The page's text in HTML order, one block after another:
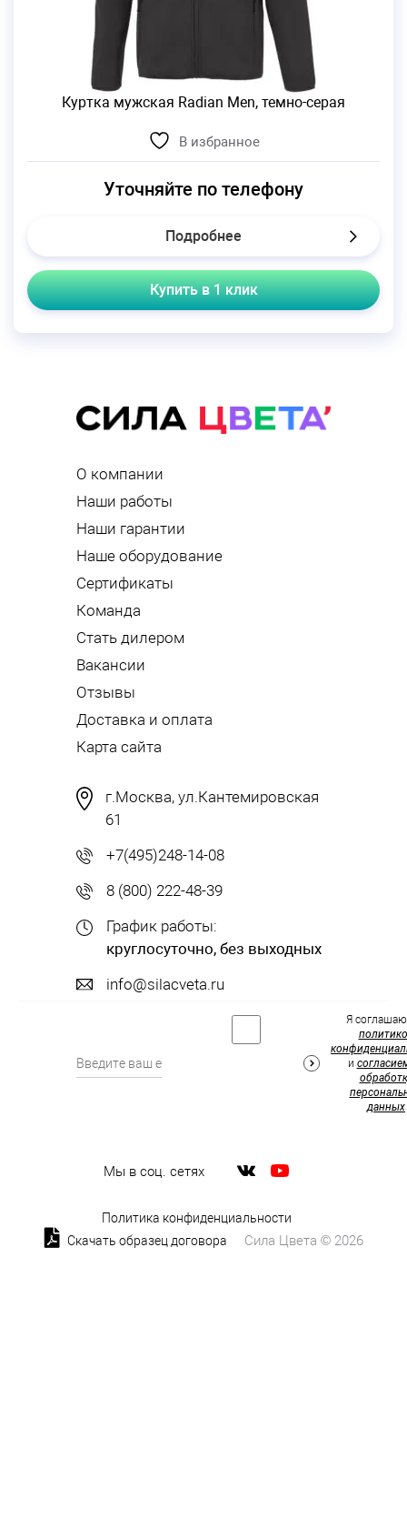
Куртка мужская Radian Men, темно-серая
В избранное
Уточняйте по телефону
Подробнее
Купить в 1 клик
О компании
Наши работы
Наши гарантии
Наше оборудование
Сертификаты
Команда
Стать дилером
Вакансии
Отзывы
Доставка и оплата
Карта сайта
г.Москва, ул.Кантемировская
61
+7(495)248-14-08
8 (800) 222-48-39
График работы:
круглосуточно, без выходных
info@silacveta.ru
Мы в соц. сетях
Я
и
данных
Политика конфиденциальности
Скачать образец договора
Сила Цвета © 2026